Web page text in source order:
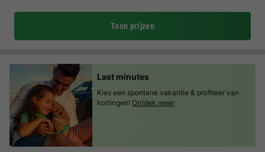
Toon prijzen
Last minutes
Kies een spontane vakantie & profiteer van
kortingen! Ontdek meer